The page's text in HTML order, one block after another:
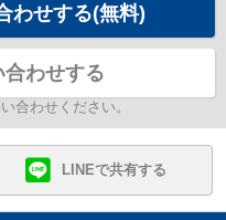
わせする(無料)
合わせする
合わせください。
LINEで共有する